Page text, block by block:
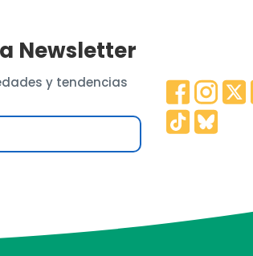
Newsletter
y tendencias